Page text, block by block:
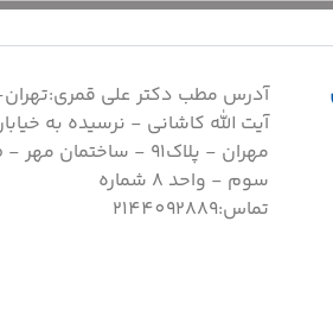
آدرس مطب دکتر علی
آیت الله کاشانی - نرسیده به
مهران - پلاک91 - ساختمان
سوم - واحد 8 شماره
تماس:2144092889